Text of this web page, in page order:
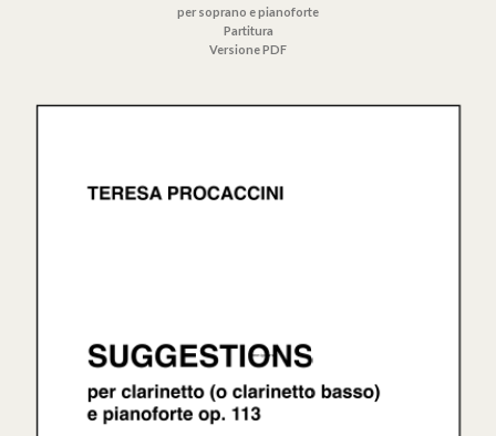
per soprano e pianoforte
Partitura
Versione PDF